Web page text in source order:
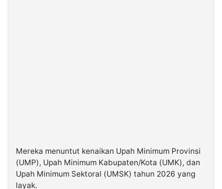
Mereka menuntut kenaikan Upah Minimum Provinsi
(UMP), Upah Minimum Kabupaten/Kota (UMK), dan
Upah Minimum Sektoral (UMSK) tahun 2026 yang
layak.